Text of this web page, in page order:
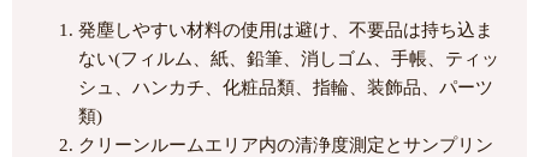
発塵しやすい材料の使用は避け、不要品は持ち込ま
ない(フィルム、紙、鉛筆、消しゴム、手帳、ティッ
シュ、ハンカチ、化粧品類、指輪、装飾品、パーツ
類)
クリーンルームエリア内の清浄度測定とサンプリン